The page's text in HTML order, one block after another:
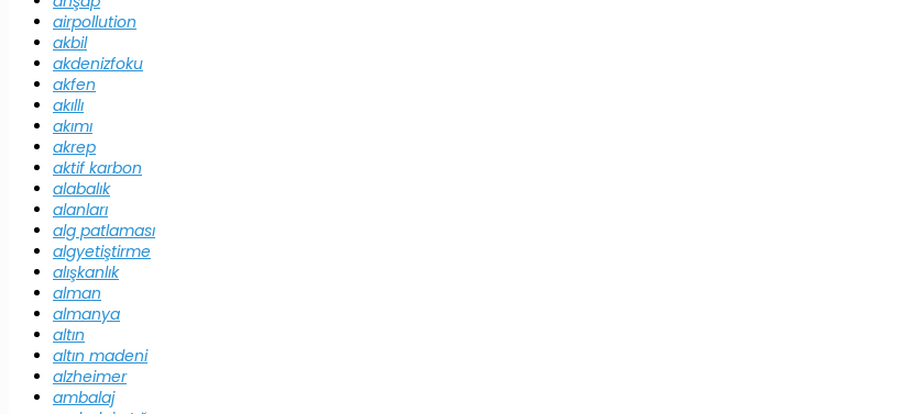
airpollution
akbil
akdenizfoku
akfen
akıllı
akımı
akrep
aktif karbon
alabalık
alanları
alg patlaması
algyetiştirme
alışkanlık
alman
almanya
altın
altın madeni
alzheimer
ambalaj